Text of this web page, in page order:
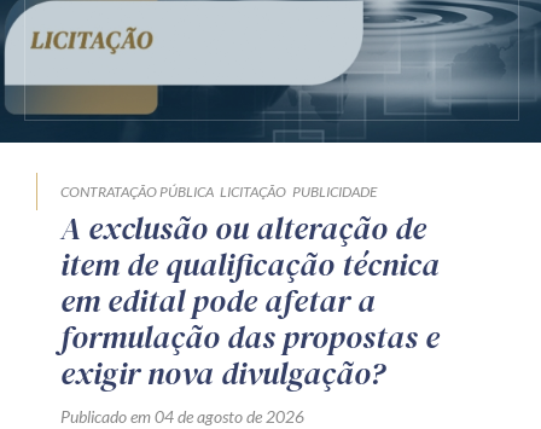
CONTRATAÇÃO PÚBLICA LICITAÇÃO PUBLICIDADE
A exclusão ou alteração de
item de qualificação técnica
em edital pode afetar a
formulação das propostas e
exigir nova divulgação?
Publicado em 04 de agosto de 2026